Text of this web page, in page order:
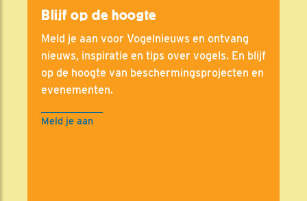
Blijf op de hoogte
Meld je aan voor Vogelnieuws en ontvang
nieuws, inspiratie en tips over vogels. En blijf
op de hoogte van beschermingsprojecten en
evenementen.
Meld je aan